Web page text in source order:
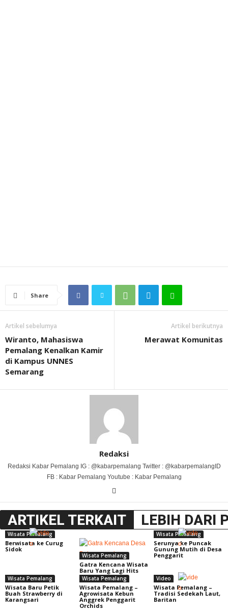
Share
Artikel sebelumya
Wiranto, Mahasiswa
Pemalang Kenalkan Kamir
di Kampus UNNES
Semarang
Artikel berikutnya
Merawat Komunitas
Redaksi
Redaksi Kabar Pemalang IG : @kabarpemalang Twitter : @kabarpemalangID
FB : Kabar Pemalang Youtube : Kabar Pemalang
ARTIKEL TERKAIT LEBIH DARI
Wisata Pemalang
Berwisata ke Curug
Sidok
Wisata Pemalang
Gatra Kencana Wisata
Baru Yang Lagi Hits
Wisata Pemalang
Serunya ke Puncak
Gunung Mutih di Desa
Penggarit
Wisata Pemalang
Wisata Baru Petik
Buah Strawberry di
Karangsari
Wisata Pemalang
Wisata Pemalang –
Agrowisata Kebun
Anggrek Penggarit
Orchids
Video
Wisata Pemalang –
Tradisi Sedekah Laut,
Baritan